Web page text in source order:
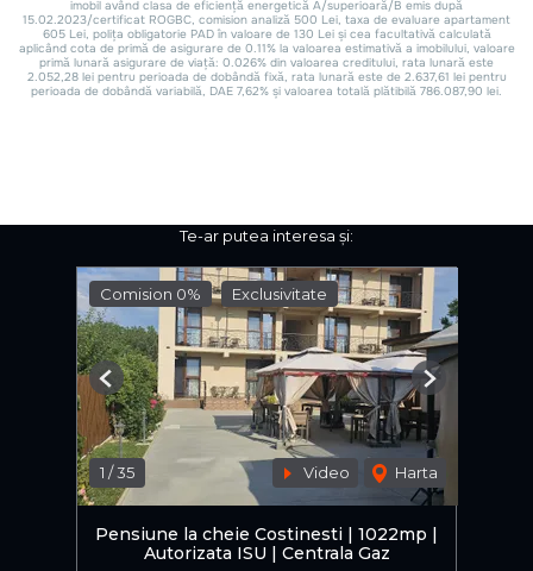
Te-ar putea interesa și:
Comision 0% Exclusivitate
1 /35 Video Harta
Previous Next
Pensiune la cheie Costinesti | 1022mp |
Autorizata ISU | Centrala Gaz